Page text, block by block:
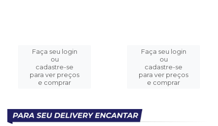
Faça seu login
ou
cadastre-se
para ver preços
e comprar
Faça seu login
ou
cadastre-se
para ver preços
e comprar